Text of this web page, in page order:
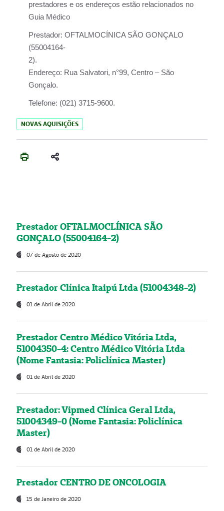
prestadores e os endereços estão relacionados no
Guia Médico
Prestador: OFTALMOCÍNICA SÃO GONÇALO
(55004164-
2).
Endereço: Rua Salvatori, n°99, Centro – São
Gonçalo.
Telefone: (021) 3715-9600.
NOVAS AQUISIÇÕES
Prestador OFTALMOCLÍNICA SÃO
GONÇALO (55004164-2)
07 de Agosto de 2020
Prestador Clínica Itaipú Ltda (51004348-2)
01 de Abril de 2020
Prestador Centro Médico Vitória Ltda,
51004350-4: Centro Médico Vitória Ltda
(Nome Fantasia: Policlínica Master)
01 de Abril de 2020
Prestador: Vipmed Clínica Geral Ltda,
51004349-0 (Nome Fantasia: Policlínica
Master)
01 de Abril de 2020
Prestador CENTRO DE ONCOLOGIA
15 de Janeiro de 2020